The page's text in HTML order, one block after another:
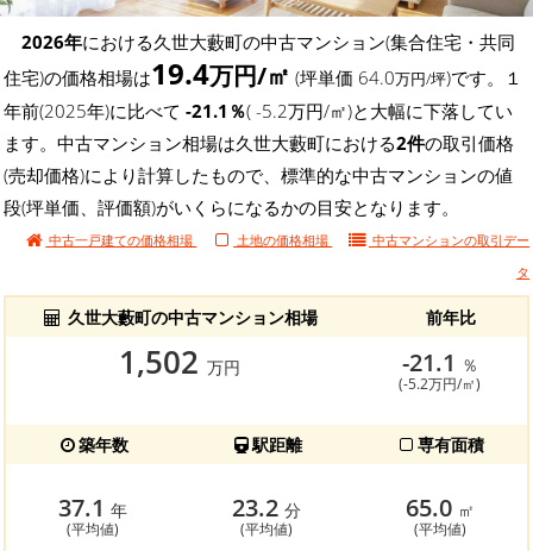
2026年における久世大藪町の中古マンション(集合住宅・共同
住宅)の価格相場は19.4万円/㎡ (坪単価 64.0万円/坪)です。１
年前(2025年)に比べて -21.1％( -5.2万円/㎡)と大幅に下落してい
ます。中古マンション相場は久世大藪町における2件の取引価格
(売却価格)により計算したもので、標準的な中古マンションの値
段(坪単価、評価額)がいくらになるかの目安となります。
中古一戸建ての価格相場 土地の価格相場 中古マンションの取引デー
タ
久世大藪町の中古マンション相場 前年比
1,502 万円 -21.1 ％
(-5.2万円/㎡)
築年数 駅距離 専有面積
37.1 年
(平均値)
23.2 分
(平均値)
65.0 ㎡
(平均値)